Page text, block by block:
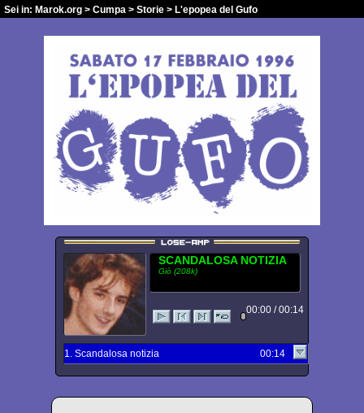
Sei in: Marok.org > Cumpa > Storie > L'epopea del Gufo
SCANDALOSA NOTIZIA
Giò (208k)
00:00 / 00:14
1. Scandalosa notizia 00:14